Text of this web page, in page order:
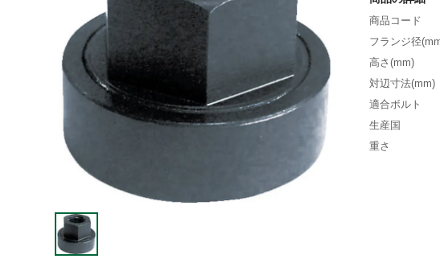
商品コード
フランジ径
高さ(mm)
対辺寸法(mm)
適合ボルト
生産国
重さ